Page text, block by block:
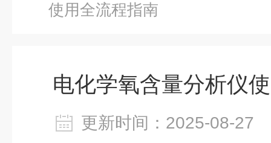
使用全流程指南
电化学氧含量分析仪
更新时间：2025-08-